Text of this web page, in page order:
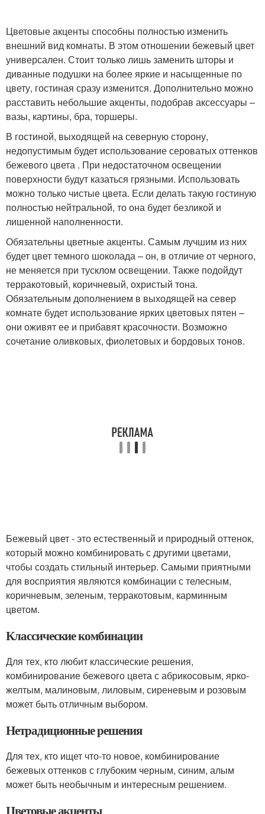
Цветовые акценты способны полностью изменить
внешний вид комнаты. В этом отношении бежевый цвет
универсален. Стоит только лишь заменить шторы и
диванные подушки на более яркие и насыщенные по
цвету, гостиная сразу изменится. Дополнительно можно
расставить небольшие акценты, подобрав аксессуары –
вазы, картины, бра, торшеры.
В гостиной, выходящей на северную сторону,
недопустимым будет использование сероватых оттенков
бежевого цвета . При недостаточном освещении
поверхности будут казаться грязными. Использовать
можно только чистые цвета. Если делать такую гостиную
полностью нейтральной, то она будет безликой и
лишенной наполненности.
Обязательны цветные акценты. Самым лучшим из них
будет цвет темного шоколада – он, в отличие от черного,
не меняется при тусклом освещении. Также подойдут
терракотовый, коричневый, охристый тона.
Обязательным дополнением в выходящей на север
комнате будет использование ярких цветовых пятен –
они оживят ее и прибавят красочности. Возможно
сочетание оливковых, фиолетовых и бордовых тонов.
Бежевый цвет - это естественный и природный оттенок,
который можно комбинировать с другими цветами,
чтобы создать стильный интерьер. Самыми приятными
для восприятия являются комбинации с телесным,
коричневым, зеленым, терракотовым, карминным
цветом.
Классические комбинации
Для тех, кто любит классические решения,
комбинирование бежевого цвета с абрикосовым, ярко-
желтым, малиновым, лиловым, сиреневым и розовым
может быть отличным выбором.
Нетрадиционные решения
Для тех, кто ищет что-то новое, комбинирование
бежевых оттенков с глубоким черным, синим, алым
может быть необычным и интересным решением.
Цветовые акценты